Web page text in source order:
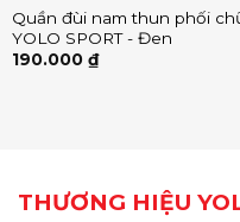
Quần đùi nam thun phối
YOLO SPORT - Đen
190.000 ₫
THƯƠNG HIỆU